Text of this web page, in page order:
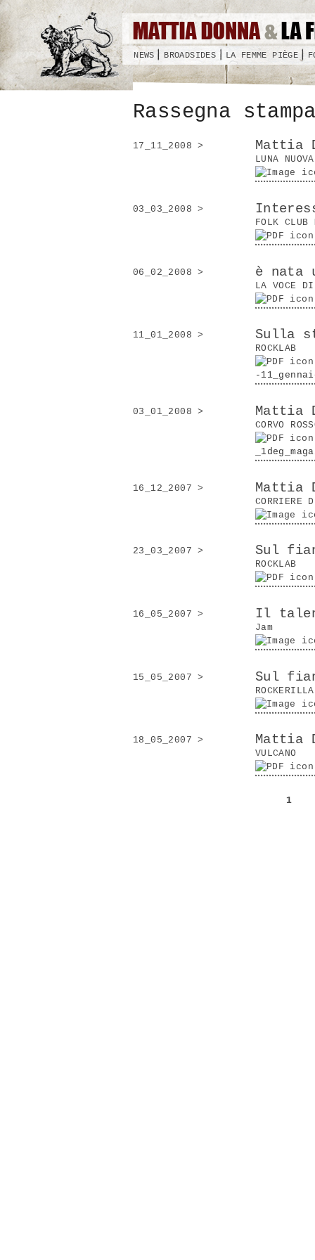
NEWS BROADSIDES LA FEMME PIÈGE
Rassegna
17_11_2008 > Mattia
LUNA NUOVA
03_03_2008 >
FOLK CLUB
06_02_2008 > è nata
LA VOCE DI
11_01_2008 > Sulla
ROCKLAB
-
03_01_2008 > Mattia
CORVO
16_12_2007 > Mattia
CORRIERE
23_03_2007 > Sul
ROCKLAB
16_05_2007 > Il
Jam
15_05_2007 > Sul
ROCKERILLA
18_05_2007 > Mattia
VULCANO
1